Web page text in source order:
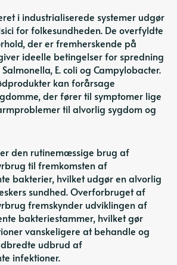
i industrialiserede systemer udgør
for folkesundheden. De overfyldte
der er fremherskende på
ideelle betingelser for spredning
E. coli og Campylobacter.
kan forårsage
der fører til symptomer lige
til alvorlig sygdom og
den rutinemæssige brug af
til fremkomsten af
bakterier, hvilket udgør en alvorlig
sundhed. Overforbruget af
fremskynder udviklingen af
bakteriestammer, hvilket gør
vanskeligere at behandle og
udbrud af
infektioner.